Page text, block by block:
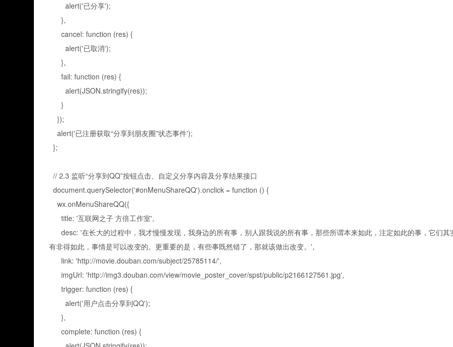
alert('已分享');
},
cancel: function (res) {
alert('已取消');
},
fail: function (res) {
alert(JSON.stringify(res));
}
});
alert('已注册获取“分享到朋友圈”状态事件');
};
// 2.3 监听“分享到QQ”按钮点击、自定义分享内容及分享结果接口
document.querySelector('#onMenuShareQQ').onclick = function () {
wx.onMenuShareQQ({
title: '互联网之子 方倍工作室',
desc: '在长大的过程中，我才慢慢发现，我身边的所有事，别人跟我说的所有事，那些所谓本来如此，注定如此的事，它们其
有非得如此，事情是可以改变的。更重要的是，有些事既然错了，那就该做出改变。',
link: 'http://movie.douban.com/subject/25785114/',
imgUrl: 'http://img3.douban.com/view/movie_poster_cover/spst/public/p2166127561.jpg',
trigger: function (res) {
alert('用户点击分享到QQ');
},
complete: function (res) {